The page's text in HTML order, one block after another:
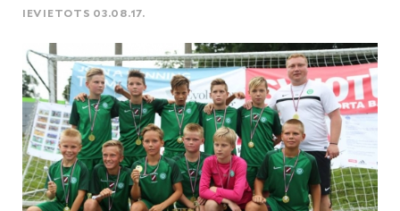
IEVIETOTS 03.08.17.